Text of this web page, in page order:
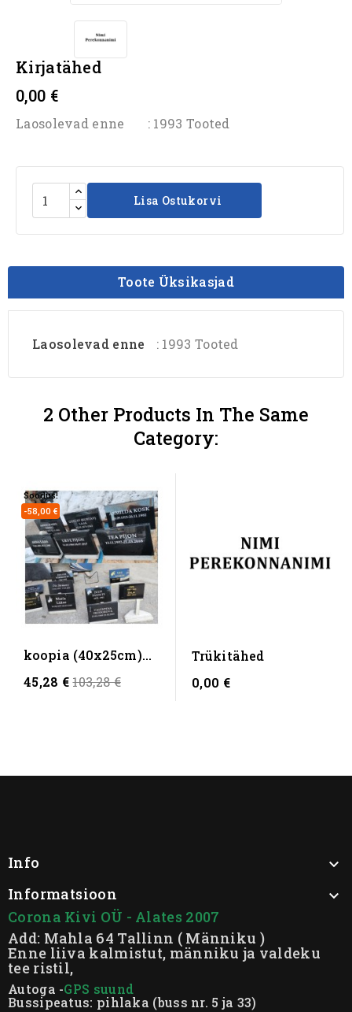
Kirjatähed
0,00 €
Laosolevad enne : 1993 Tooted
Lisa Ostukorvi
Toote Üksikasjad
Laosolevad enne : 1993 Tooted
2 Other Products In The Same
Category:
Soodus!
-58,00 €
koopia (40x25cm)
45,28 €Regular
103,28 €
Trükitähed
0,00 €
Info

Informatsioon

Corona Kivi OÜ - Alates 2007
Add: Mahla 64 Tallinn ( Männiku )
Enne liiva kalmistut, männiku ja valdeku
tee ristil,
Autoga -GPS suund
Bussipeatus: pihlaka (buss nr. 5 ja 33)